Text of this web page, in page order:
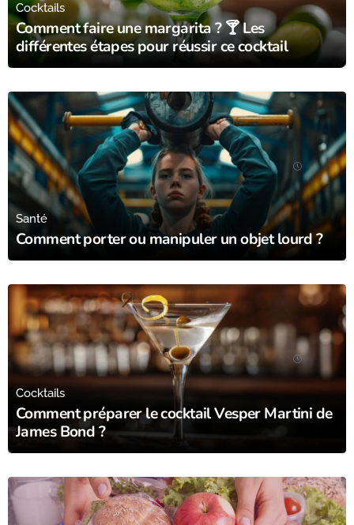
Comment faire une margarita ? 🍸 Les
différentes étapes pour réussir ce cocktail
Cocktails
Comment porter ou manipuler un objet lourd ?
Santé
21/07/24
Comment préparer le cocktail Vesper Martini de
James Bond ?
Cocktails
21/07/24